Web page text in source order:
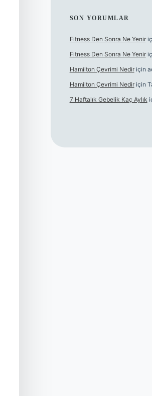
SON YORUMLAR
Fitness Den Sonra Ne Yenir
Fitness Den Sonra Ne Yenir
Hamilton Çevrimi Nediriçin
Hamilton Çevrimi Nediriçin
7 Haftalık Gebelik Kaç Aylık